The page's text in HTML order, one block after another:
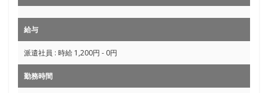
給与
派遣社員 : 時給 1,200円 - 0円
勤務時間